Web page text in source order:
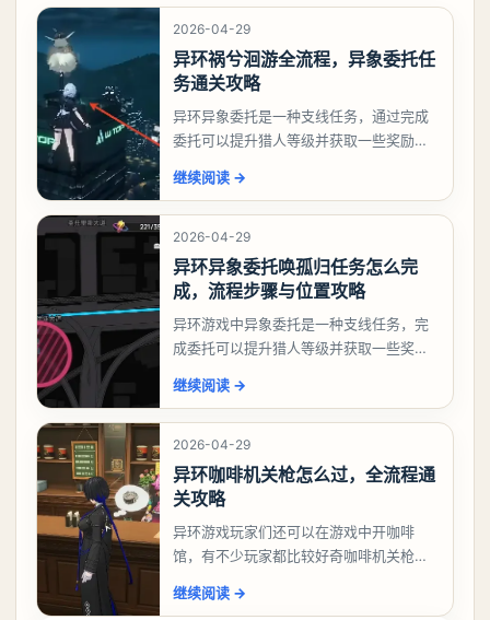
2026-04-29
异环祸兮洄游全流程，异象委托任
务通关攻略
异环异象委托是一种支线任务，通过完成
委托可以提升猎人等级并获取一些奖励，
么做，下面就来告诉大家。异环异象委托
祸兮洄游任务攻略
继续阅读 →
2026-04-29
异环异象委托唤孤归任务怎么完
成，流程步骤与位置攻略
异环游戏中异象委托是一种支线任务，完
成委托可以提升猎人等级并获取一些奖
么做，今天游戏熊就来告诉大家。异环异
象委托唤孤归任务攻
继续阅读 →
2026-04-29
异环咖啡机关枪怎么过，全流程通
关攻略
异环游戏玩家们还可以在游戏中开咖啡
馆，有不少玩家都比较好奇咖啡机关枪应
机关枪攻略。异环咖啡机关枪怎么过一、
继续阅读 →